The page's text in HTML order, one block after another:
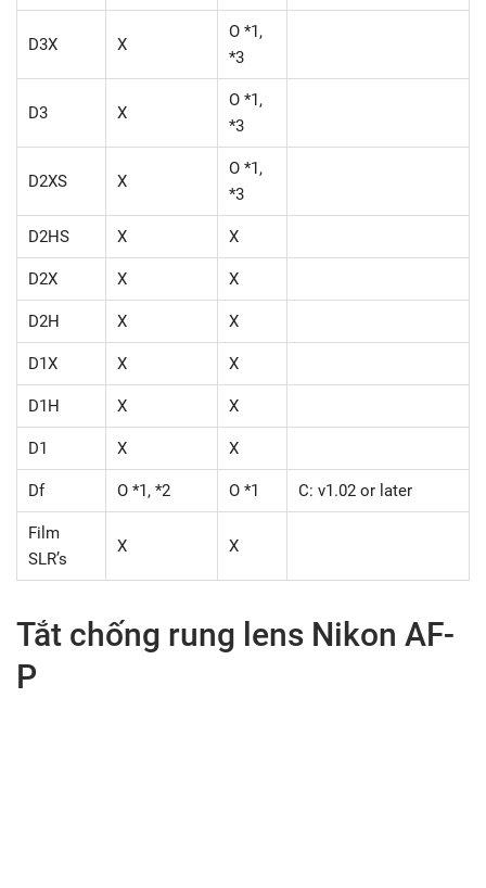
D3X X
O *1,
*3
D3 X
O *1,
*3
D2XS X
O *1,
*3
D2HS X X
D2X X X
D2H X X
D1X X X
D1H X X
D1 X X
Df O *1, *2 O *1 C: v1.02 or later
Film
SLR’s
X X
Tắt chống rung lens Nikon AF-
P